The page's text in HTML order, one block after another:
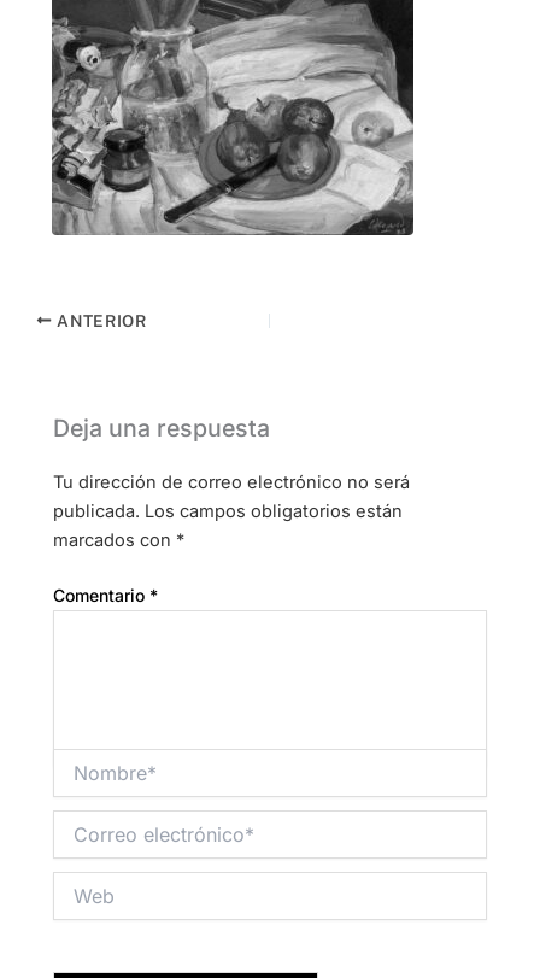
ANTERIOR
Deja una respuesta
Tu dirección de correo electrónico no será
publicada. Los campos obligatorios están
marcados con *
Comentario *
electrónico*